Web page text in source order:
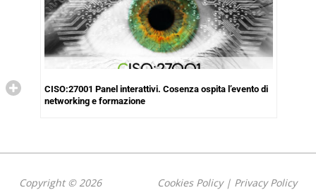
CISO:27001 Panel interattivi. Cosenza ospita l’evento di
networking e formazione
Copyright © 2026 Cookies Policy| Privacy Policy